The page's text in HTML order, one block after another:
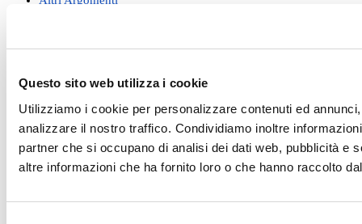
Questo sito web utilizza i cookie
Utilizziamo i cookie per personalizzare contenuti ed
analizzare il nostro traffico. Condividiamo inoltre
partner che si occupano di analisi dei dati web, pubblicità e
altre informazioni che ha fornito loro o che hanno raccolto
Docce da esterno per piscina
Filtrazione piscina
Fitness in piscina
Guida alla scelta della Piscina
Illuminazione Piscina
Normative Piscine Interrate
Piscine Fuori Terra